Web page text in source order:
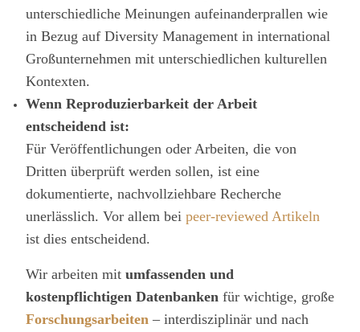
unterschiedliche Meinungen aufeinanderprallen wie
in Bezug auf Diversity Management in international
Großunternehmen mit unterschiedlichen kulturellen
Kontexten.
Wenn Reproduzierbarkeit der Arbeit
entscheidend ist:
Für Veröffentlichungen oder Arbeiten, die von
Dritten überprüft werden sollen, ist eine
dokumentierte, nachvollziehbare Recherche
unerlässlich. Vor allem bei peer-reviewed Artikeln
ist dies entscheidend.
Wir arbeiten mit umfassenden und
kostenpflichtigen Datenbanken für wichtige, große
Forschungsarbeiten – interdisziplinär und nach